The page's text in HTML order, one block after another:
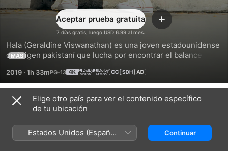
7 días gratis, luego USD 6.99 al mes.
Aceptar prueba gratuita Agregar
Hala (Geraldine Viswanathan) es una joven estadounidense
de origen pakistaní que lucha por encontrar el balance
Hala descubre un secreto que podría arruinar a su familia.
MÁS
2019 · 1h 33m
Tráilers
Elige otro país para ver el contenido específico
de tu ubicación
Estados Unidos (Español
México)
Continuar